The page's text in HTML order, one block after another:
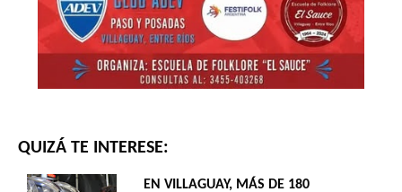
QUIZÁ TE INTERESE:
EN VILLAGUAY, MÁS DE 180